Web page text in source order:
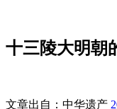
十三陵大明朝
文章出自：中华遗产